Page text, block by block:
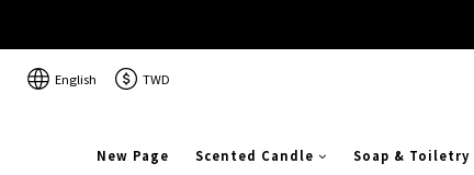
English TWD
New Page Scented Candle Soap & Toiletry